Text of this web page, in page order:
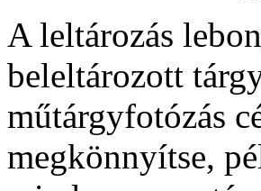
A leltározás
beleltározott
műtárgyfotózás
megkönnyítse,